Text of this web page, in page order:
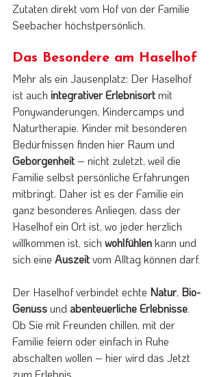
Zutaten direkt vom Hof von der Familie
Seebacher höchstpersönlich.
Das Besondere am Haselhof
Mehr als ein Jausenplatz: Der Haselhof
ist auch integrativer Erlebnisort mit
Ponywanderungen, Kindercamps und
Naturtherapie. Kinder mit besonderen
Bedürfnissen finden hier Raum und
Geborgenheit – nicht zuletzt, weil die
Familie selbst persönliche Erfahrungen
mitbringt. Daher ist es der Familie ein
ganz besonderes Anliegen, dass der
Haselhof ein Ort ist, wo jeder herzlich
willkommen ist, sich wohlfühlen kann und
sich eine Auszeit vom Alltag können darf.
Der Haselhof verbindet echte Natur, Bio-
Genuss und abenteuerliche Erlebnisse.
Ob Sie mit Freunden chillen, mit der
Familie feiern oder einfach in Ruhe
abschalten wollen – hier wird das Jetzt
zum Erlebnis.